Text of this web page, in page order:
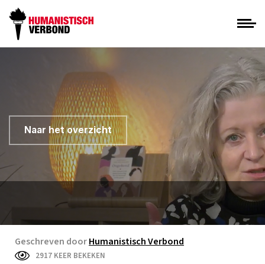
Naar het overzicht
Geschreven doorHumanistisch Verbond
2917 KEER BEKEKEN